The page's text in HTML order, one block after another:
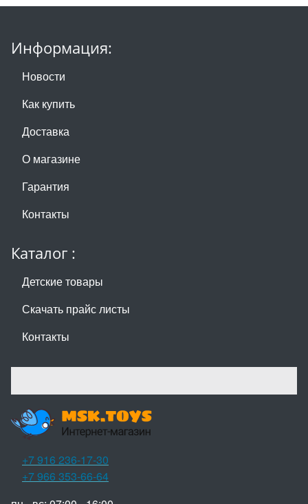
Информация:
Новости
Как купить
Доставка
О магазине
Гарантия
Контакты
Каталог :
Детские товары
Скачать прайс листы
Контакты
+7 916 236-17-30
+7 966 353-66-64